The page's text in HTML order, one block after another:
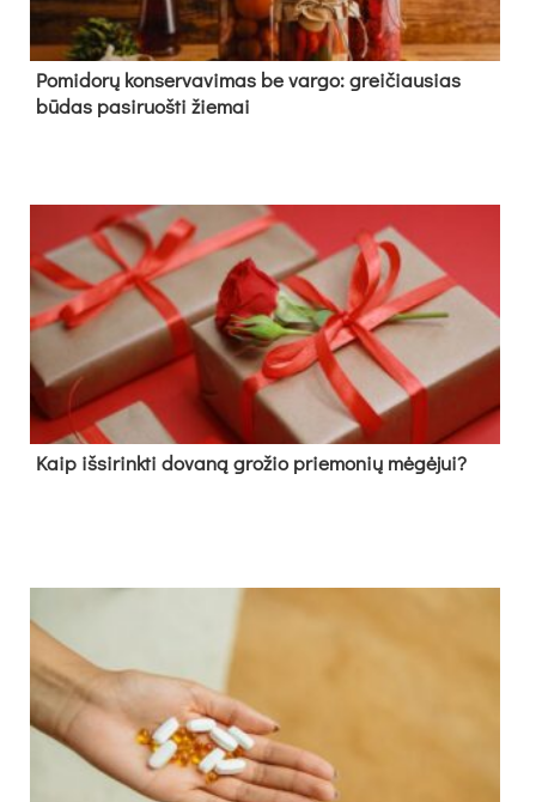
Pomidorų konservavimas be vargo: greičiausias
būdas pasiruošti žiemai
Kaip išsirinkti dovaną grožio priemonių mėgėjui?